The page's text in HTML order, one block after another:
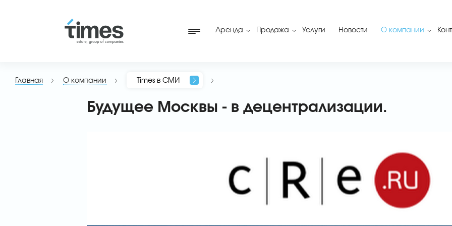
Аренда Продажа Услуги Новости О компании
Главная О компании Times в СМИ
Будущее Москвы - в децентрализации.